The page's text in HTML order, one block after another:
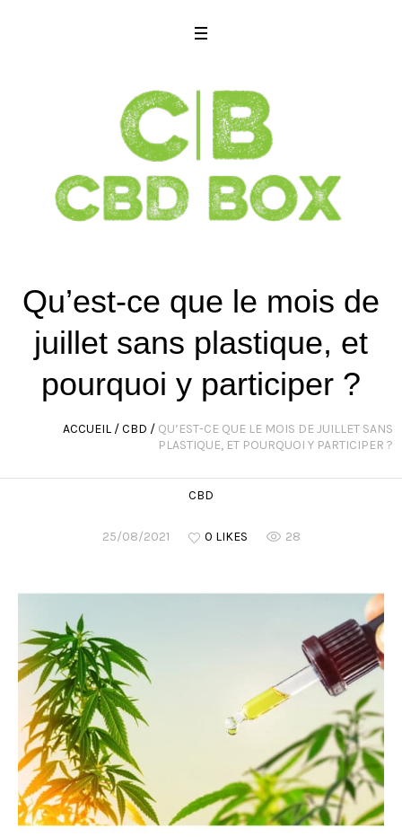
Qu’est-ce que le mois de
juillet sans plastique, et
pourquoi y participer ?
ACCUEIL /CBD / QU’EST-CE QUE LE MOIS DE JUILLET SANS
PLASTIQUE, ET POURQUOI Y PARTICIPER ?
CBD
25/08/2021 0 LIKES 28